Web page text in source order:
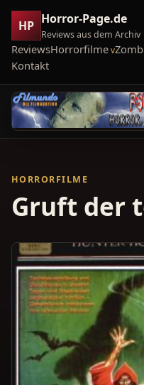
HP Horror-Page.de
Reviews aus dem Archiv
ReviewsHorrorfilme
Kontakt
HORRORFILME
Gruft der